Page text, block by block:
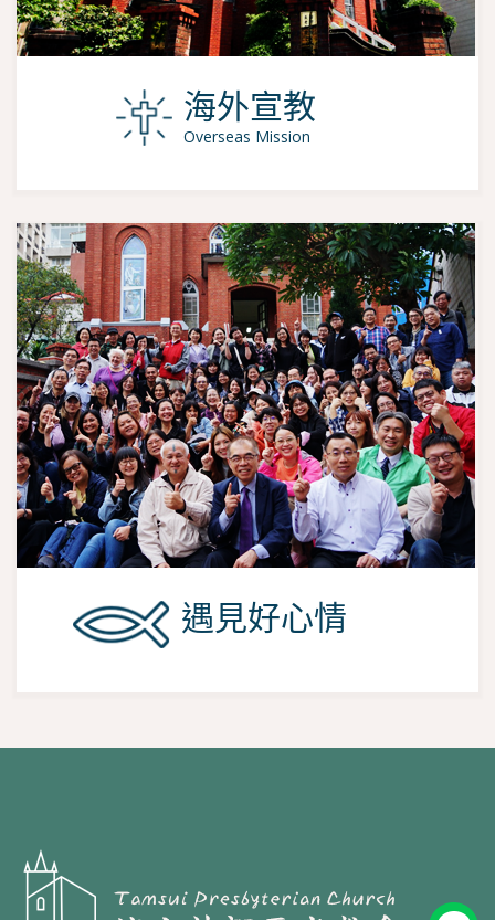
海外宣教
Overseas Mission
遇見好心情